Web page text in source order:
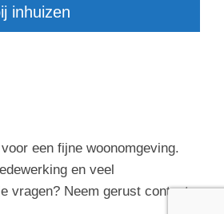
inhuizen
een fijne woonomgeving.
en veel
vragen? Neem gerust contact